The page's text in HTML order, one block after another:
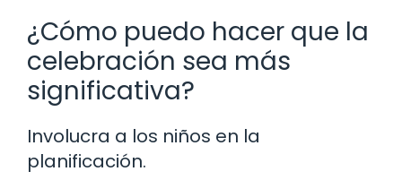
¿Cómo puedo hacer que la
celebración sea más
significativa?
Involucra a los niños en la
planificación.